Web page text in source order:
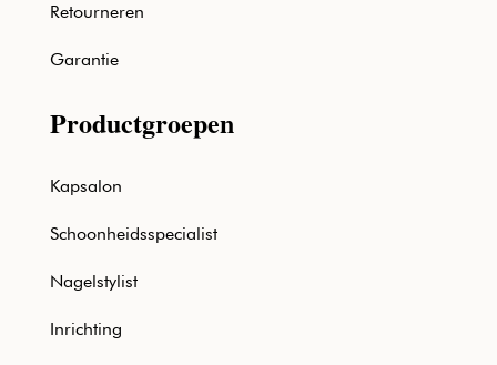
Retourneren
Garantie
Productgroepen
Kapsalon
Schoonheidsspecialist
Nagelstylist
Inrichting